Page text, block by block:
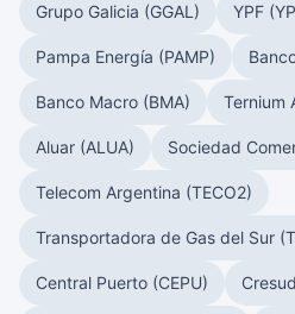
Grupo Galicia (GGAL) YPF
Pampa Energía (PAMP)
Banco Macro (BMA) Ternium
Aluar (ALUA) Sociedad
Telecom Argentina (TECO2)
Transportadora de Gas del Sur
Central Puerto (CEPU)